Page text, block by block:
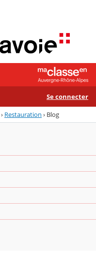
Se connecter
› Restauration › Blog